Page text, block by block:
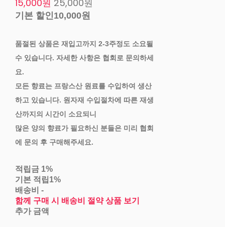
15,000원 25,000원
기본 할인10,000원
품절된 상품은 재입고까지 2-3주정도 소요될
수 있습니다. 자세한 사항은 협회로 문의하세
요.
모든 향료는 프랑스산 원료를 수입하여 생산
하고 있습니다. 원자재 수입절차에 따른 재생
산까지의 시간이 소요되니
많은 양의 향료가 필요하신 분들은 미리 협회
에 문의 후 구매해주세요.
적립금 1%
기본 적립 1%
배송비 -
함께 구매 시 배송비 절약 상품 보기
추가 금액